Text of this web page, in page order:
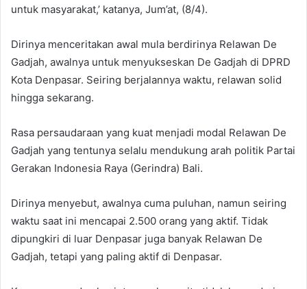
untuk masyarakat,’ katanya, Jum’at, (8/4).
Dirinya menceritakan awal mula berdirinya Relawan De
Gadjah, awalnya untuk menyukseskan De Gadjah di DPRD
Kota Denpasar. Seiring berjalannya waktu, relawan solid
hingga sekarang.
Rasa persaudaraan yang kuat menjadi modal Relawan De
Gadjah yang tentunya selalu mendukung arah politik Partai
Gerakan Indonesia Raya (Gerindra) Bali.
Dirinya menyebut, awalnya cuma puluhan, namun seiring
waktu saat ini mencapai 2.500 orang yang aktif. Tidak
dipungkiri di luar Denpasar juga banyak Relawan De
Gadjah, tetapi yang paling aktif di Denpasar.